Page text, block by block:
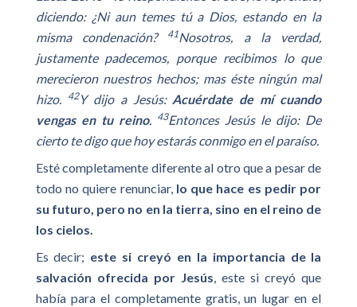
diciendo: ¿Ni aun temes tú a Dios, estando en la
misma condenación?
41Nosotros, a la verdad,
justamente padecemos, porque recibimos lo que
merecieron nuestros hechos; mas éste ningún mal
hizo.
42Y dijo a Jesús: Acuérdate de mí cuando
vengas en tu reino. 43Entonces Jesús le dijo: De
cierto te digo que hoy estarás conmigo en el paraíso.
Esté completamente diferente al otro que a pesar de
todo no quiere renunciar, lo que hace es pedir por
su futuro, pero no en la tierra, sino en el reino de
los cielos.
Es decir; este si creyó en la importancia de la
salvación ofrecida por Jesús , este si creyó que
había para el completamente gratis, un lugar en el